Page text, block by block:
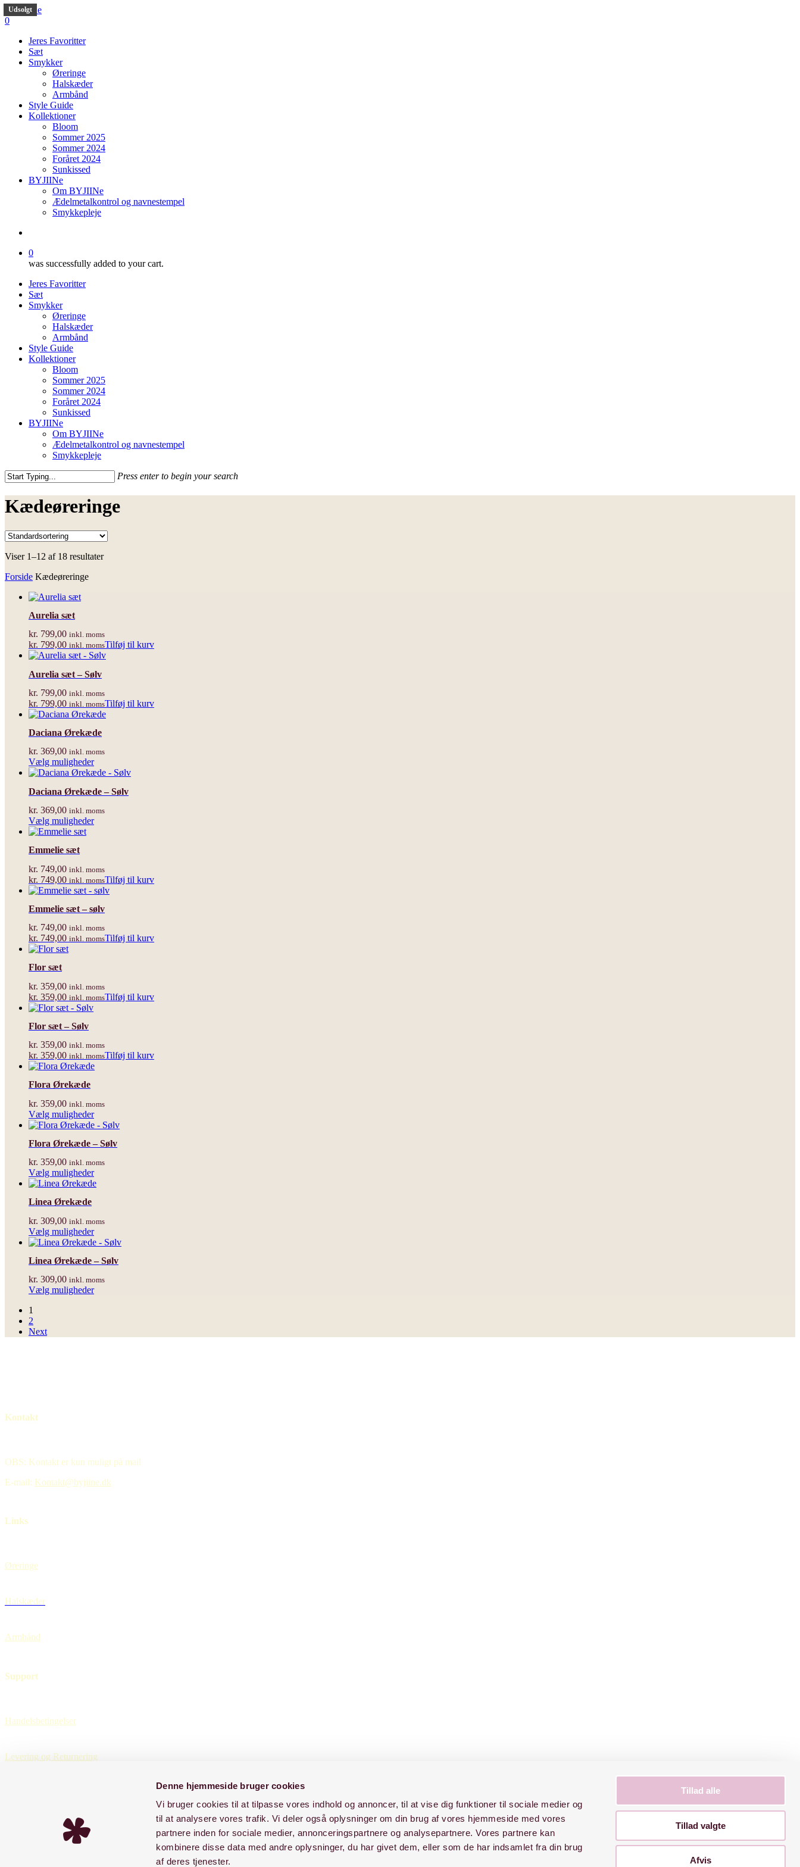
Denne hjemmeside bruger cookies
Vi bruger cookies til at tilpasse vores indhold og annoncer, til at vise dig funktioner til sociale medier og
til at analysere vores trafik. Vi deler også oplysninger om din brug af vores hjemmeside med vores
partnere inden for sociale medier, annonceringspartnere og analysepartnere. Vores partnere kan
kombinere disse data med andre oplysninger, du har givet dem, eller som de har indsamlet fra din brug
af deres tjenester.
Tillad alle
Tillad valgte
Afvis
Skip
to
content
search
0
Jeres Favoritter
Sæt
Smykker
Øreringe
Halskæder
Armbånd
Style Guide
Kollektioner
Bloom
Sommer 2025
Sommer 2024
Foråret 2024
Sunkissed
BYJIINe
Om BYJIINe
Ædelmetalkontrol og navnestempel
Smykkepleje
0
was successfully added to your cart.
Jeres Favoritter
Sæt
Smykker
Øreringe
Halskæder
Armbånd
Style Guide
Kollektioner
Bloom
Sommer 2025
Sommer 2024
Foråret 2024
Sunkissed
BYJIINe
Om BYJIINe
Ædelmetalkontrol og navnestempel
Smykkepleje
Press enter to begin your search
Search
Kædeøreringe
Viser 1–12 af 18 resultater
Forside Kædeøreringe
Aurelia sæt
kr. 799,00 inkl. moms
kr. 799,00 inkl. momsTilføj til kurv
Aurelia sæt – Sølv
kr. 799,00 inkl. moms
kr. 799,00 inkl. momsTilføj til kurv
Daciana Ørekæde
kr. 369,00 inkl. moms
Vælg mulighederDette
vare
flere
Mulighederne
kan
Daciana Ørekæde – Sølv
kr. 369,00 inkl. moms
Vælg mulighederDette
Mulighederne
kan
vælges
på
varesiden
Emmelie sæt
kr. 749,00 inkl. moms
kr. 749,00 inkl. momsTilføj til kurv
Emmelie sæt – sølv
kr. 749,00 inkl. moms
kr. 749,00 inkl. momsTilføj til kurv
Flor sæt
kr. 359,00 inkl. moms
kr. 359,00 inkl. momsTilføj til kurv
Flor sæt – Sølv
kr. 359,00 inkl. moms
kr. 359,00 inkl. momsTilføj til kurv
Flora Ørekæde
kr. 359,00 inkl. moms
Vælg mulighederDette
vare
flere
Mulighederne
kan
vælges
Flora Ørekæde – Sølv
kr. 359,00 inkl. moms
Vælg mulighederDette
vare
Mulighederne
kan
vælges
på
varesiden
Linea Ørekæde
kr. 309,00 inkl. moms
Vælg mulighederDette
vare
flere
Mulighederne
kan
Udsolgt
Linea Ørekæde – Sølv
kr. 309,00 inkl. moms
Vælg mulighederDette
1
2
Next
Kontakt
OBS: Kontakt er kun muligt på mail
E-mail: Kontakt@byjiine.dk
Links
Øreringe
Halskæder
Armbånd
Support
Handelsbetingelser
Levering og Returnering